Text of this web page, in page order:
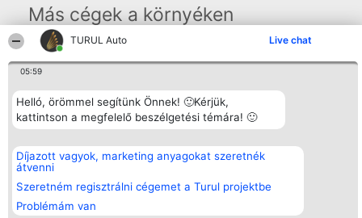
TURUL Auto Live chat
05:59
Helló, örömmel segítünk Önnek! 🙂Kérjük,
kattintson a megfelelő beszélgetési témára! 🙂
Díjazott vagyok, marketing anyagokat szeretnék
átvenni
Szeretném regisztrálni cégemet a Turul projektbe
Problémám van
Más cégek a környéken
Rangsorszervező
Bulevardul Aleea Timișul De
Sus Nr. 2, Bl. A30, Sc. A, Et.
4, Ap. 13
Bukarest 53-238
tel: +363 033 425 71
Népszavazás
Az összes
díjazottak
listája
Szabályok
Polityka
Prywatności
Elérhetőség